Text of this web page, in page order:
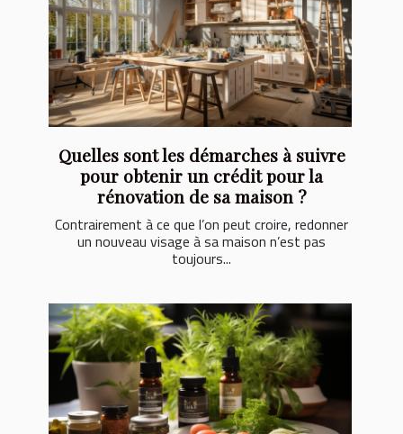
Quelles sont les démarches à suivre
pour obtenir un crédit pour la
rénovation de sa maison ?
Contrairement à ce que l’on peut croire, redonner
un nouveau visage à sa maison n’est pas
toujours...